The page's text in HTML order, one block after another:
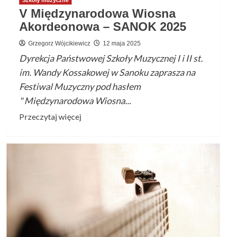
V Międzynarodowa Wiosna
Akordeonowa – SANOK 2025
Grzegorz Wójcikiewicz 12 maja 2025
Dyrekcja Państwowej Szkoły Muzycznej I i II st.
im. Wandy Kossakowej w Sanoku zaprasza na
Festiwal Muzyczny pod hasłem
" Międzynarodowa Wiosna...
Przeczytaj więcejPrzeczytaj
Międzynarodowa
SANOK 2025